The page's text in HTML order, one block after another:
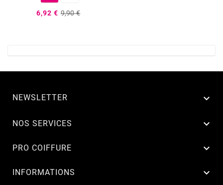
6,92 € 9,90 €
NEWSLETTER 
NOS SERVICES 
PRO COIFFURE 
INFORMATIONS 